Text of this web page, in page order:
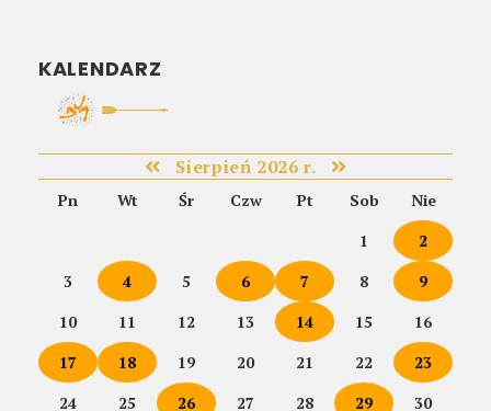
KALENDARZ
Sierpień 2026 r.
Pn Wt Śr Czw Pt Sob
Nie
1
2
3
4 5 6 7 8
9
10
11 12 13 14 15
16
17
18 19 20 21 22
23
24
25 26 27 28 29 30